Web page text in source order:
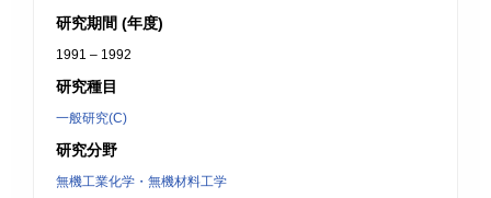
研究期間 (年度)
1991 – 1992
研究種目
一般研究(C)
研究分野
無機工業化学・無機材料工学